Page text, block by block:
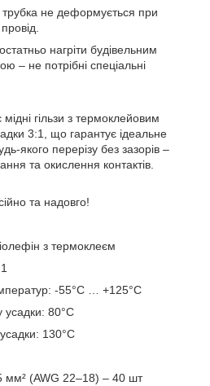
трубка не деформується при
нагріти будівельним
– не потрібні спеціальні
гільзи з термоклейовим
3:1, що гарантує ідеальне
якого перерізу без зазорів –
та окислення контактів.
та надовго!
з термоклеєм
-55°C … +125°C
усадки: 80°C
130°C
мм² (AWG 22–18) – 40 шт